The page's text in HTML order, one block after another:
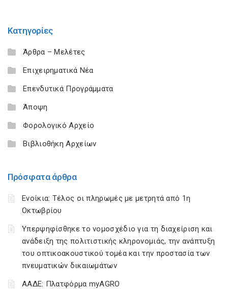
Κατηγορίες
Άρθρα – Μελέτες
Επιχειρηματικά Νέα
Επενδυτικά Προγράμματα
Άποψη
Φορολογικό Αρχείο
Βιβλιοθήκη Αρχείων
Πρόσφατα άρθρα
Ενοίκια: Τέλος οι πληρωμές με μετρητά από 1η
Οκτωβρίου
Υπερψηφίσθηκε το νομοσχέδιο για τη διαχείριση και
ανάδειξη της πολιτιστικής κληρονομιάς, την ανάπτυξη
του οπτικοακουστικού τομέα και την προστασία των
πνευματικών δικαιωμάτων
ΑΑΔΕ: Πλατφόρμα myAGRO